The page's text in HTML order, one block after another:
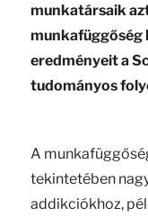
munkatársaik
eredményeit a
tudományos
A
tekintetében
addikciókhoz,